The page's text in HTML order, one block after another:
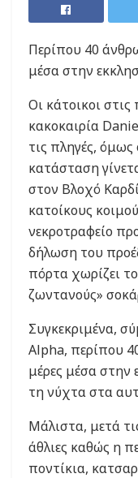
Περίπου 40
μέσα στην
Οι κάτοικοι
κακοκαιρία
τις πληγές, όμως
κατάσταση
στον Βλοχό
κατοίκους
νεκροτραφείο
δήλωση του
πόρτα χωρίζει
ζωντανούς»
Συγκεκριμένα,
Alpha, περίπου
μέρες μέσα στην
τη νύχτα στα
Μάλιστα, μετά
άθλιες καθώς η
ποντίκια,